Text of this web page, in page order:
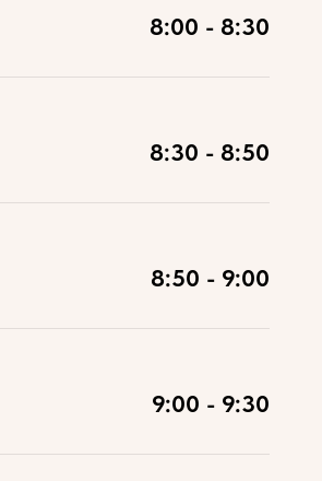
8:00 - 8:30
8:30 - 8:50
8:50 - 9:00
9:00 - 9:30